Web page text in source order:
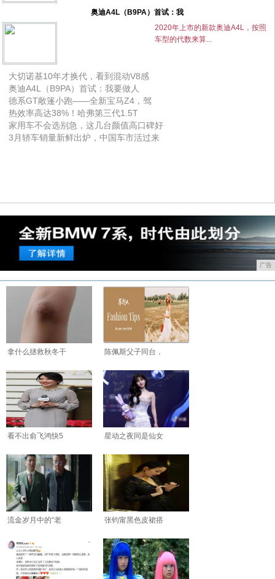
奥迪A4L（B9PA）首试：我
2020年上市的新款奥迪A4L，按照
车型的代数来算...
大切诺基10年才换代，看到混动V8感
奥迪A4L（B9PA）首试：我要做人
德系GT敞篷小跑——全新宝马Z4，驾
热效率高达38%！哈弗第三代1.5T
家用车不会选别急，这几台颜值高口碑好
3月轿车销量新鲜出炉，中国车市活过来
广告
拿什么拯救秋冬干 陈佩斯父子同台，
看不出俞飞鸿快5 星动之夜同是仙女
流金岁月中的“老 张钧甯黑色皮裙搭